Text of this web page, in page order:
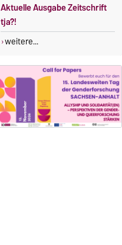
Aktuelle Ausgabe Zeitschrift
tja?!
weitere...